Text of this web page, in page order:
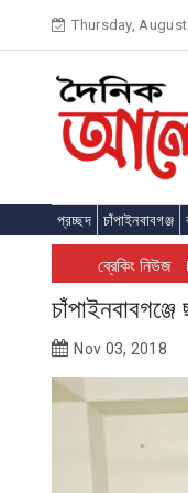
content
Thursday,
প্রচ্ছদ চাঁপাইনবাবগঞ্জ
ব্রেকিং নিউজ
Nov 03, 2018